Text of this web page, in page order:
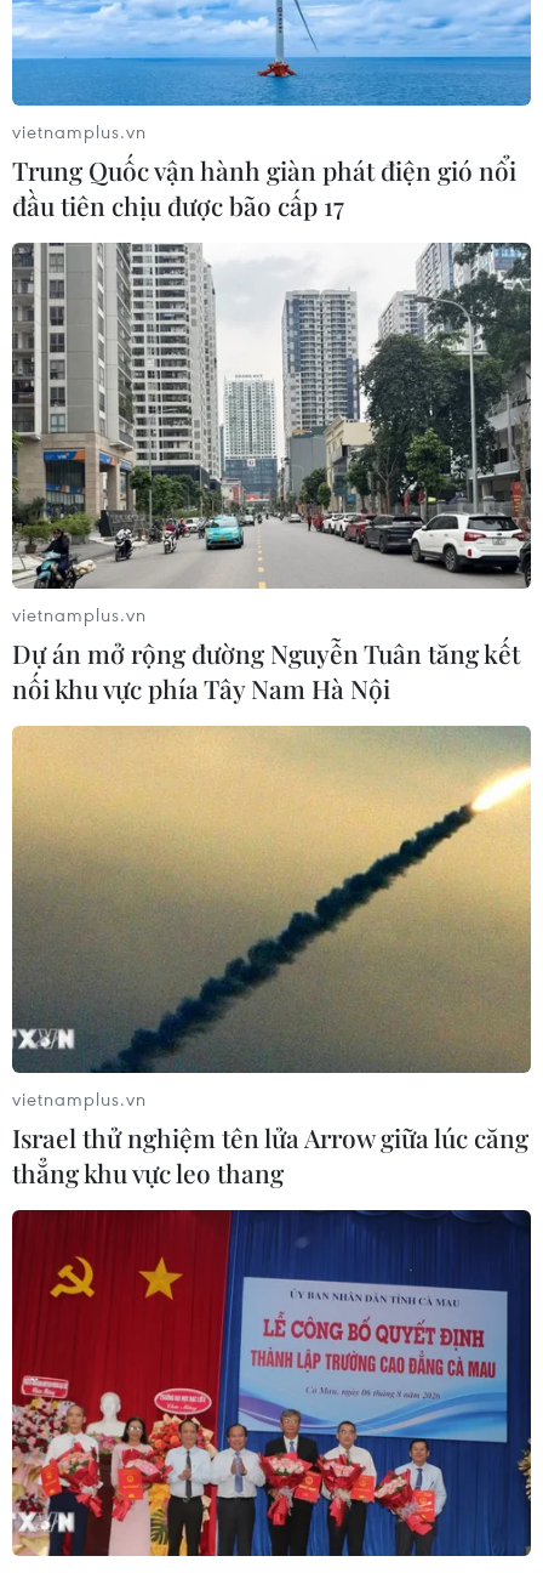
Cảnh sát khám xét nơi ở của Huấn
"Hoa Hồng"
06/08/2026 15:04
Vụ chuyên Tuyên Quang: Thu hồi,
hủy bỏ giấy chứng nhận kết quả thi
đã cấp
06/08/2026 13:55
Khuyến khích các cơ sở giáo dục đại
học cạnh tranh bằng chất lượng
Cần Thơ xem xét đề xuất xây dựng Tổ
hợp Giáo dục-Đào tạo 636 tỷ đồng
06/08/2026 13:24
Mưa lớn gây ngập lụt, chia cắt nhiều
khu vực ở Nghệ An
vietnamplus.vn
Trung Quốc vận hành giàn phát điện gió nổi
đầu tiên chịu được bão cấp 17
vietnamplus.vn
Dự án mở rộng đường Nguyễn Tuân tăng kết
nối khu vực phía Tây Nam Hà Nội
vietnamplus.vn
Israel thử nghiệm tên lửa Arrow giữa lúc căng
thẳng khu vực leo thang